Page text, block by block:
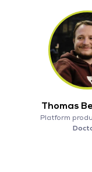
Thomas
Platform